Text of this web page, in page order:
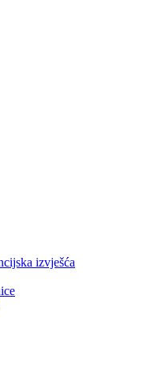
izvješća